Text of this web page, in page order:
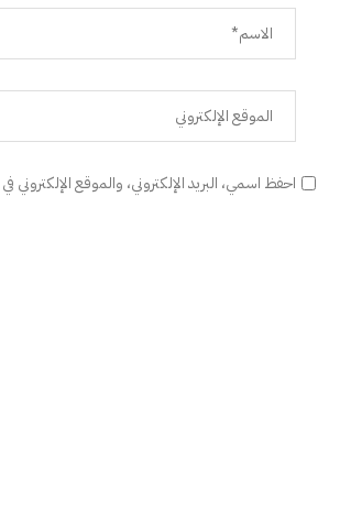
احفظ اسمي، البريد الإلكتروني، والموقع